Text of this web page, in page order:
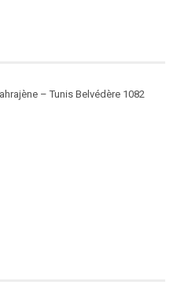
– Tunis Belvédère 1082